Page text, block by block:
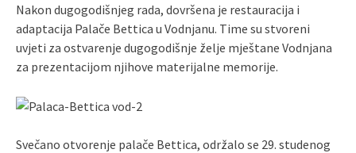
Nakon dugogodišnjeg rada, dovršena je restauracija i
adaptacija Palače Bettica u Vodnjanu. Time su stvoreni
uvjeti za ostvarenje dugogodišnje želje mještane Vodnjana
za prezentacijom njihove materijalne memorije.
Svečano otvorenje palače Bettica, održalo se 29. studenog